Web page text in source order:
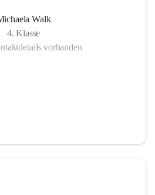
Walk
4. Klasse
vorhanden